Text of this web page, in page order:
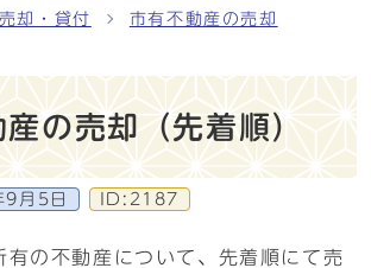
却・貸付 市有不動産の売却
産の売却（先着順）
月5日 ID:2187
有の不動産について、先着順にて売